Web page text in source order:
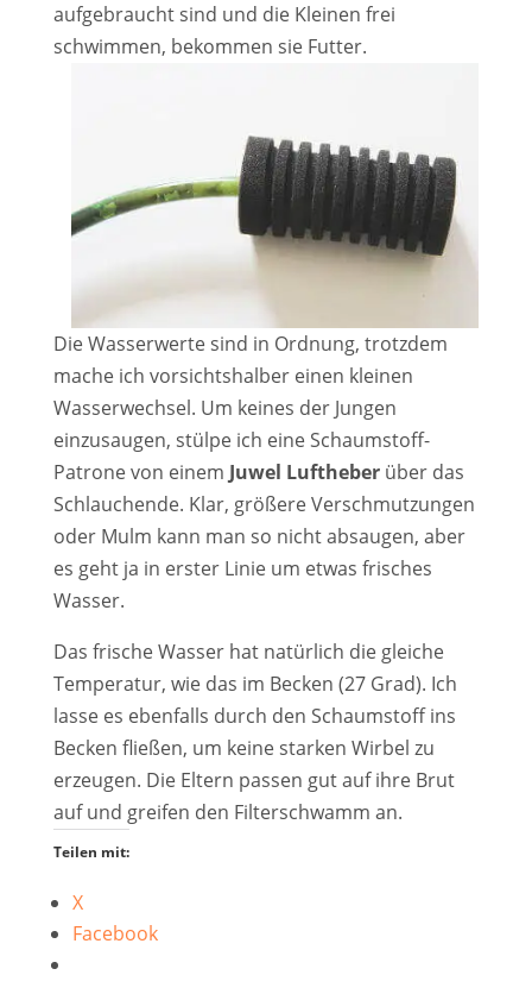
aufgebraucht sind und die Kleinen frei
schwimmen, bekommen sie Futter.
Die Wasserwerte sind in Ordnung, trotzdem
mache ich vorsichtshalber einen kleinen
Wasserwechsel. Um keines der Jungen
einzusaugen, stülpe ich eine Schaumstoff-
Patrone von einem Juwel Luftheberüber das
Schlauchende. Klar, größere Verschmutzungen
oder Mulm kann man so nicht absaugen, aber
es geht ja in erster Linie um etwas frisches
Wasser.
Das frische Wasser hat natürlich die gleiche
Temperatur, wie das im Becken (27 Grad). Ich
lasse es ebenfalls durch den Schaumstoff ins
Becken fließen, um keine starken Wirbel zu
erzeugen. Die Eltern passen gut auf ihre Brut
auf und greifen den Filterschwamm an.
Teilen mit:
X
Facebook